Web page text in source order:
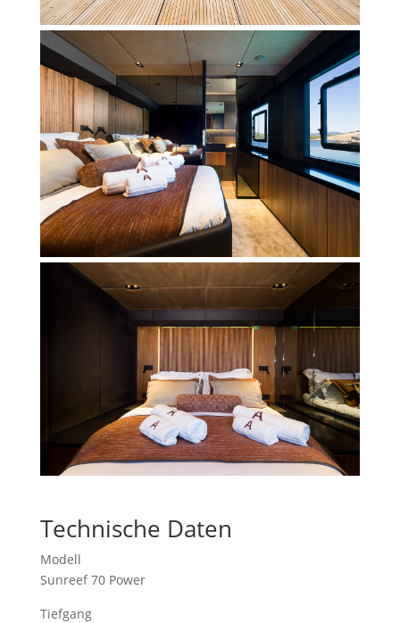
Technische Daten
Modell
Sunreef 70 Power
Tiefgang